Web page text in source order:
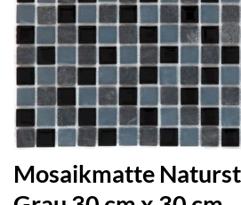
Mosaikmatte